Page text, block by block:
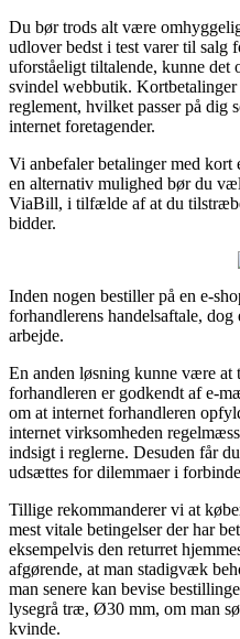
Du bør trods alt være
udlover bedst i test varer til salg
uforståeligt tiltalende, kunne det
svindel webbutik. Kortbetalinger
reglement, hvilket passer på dig
internet foretagender.
Vi anbefaler betalinger med kort
en alternativ mulighed bør du
ViaBill, i tilfælde af at du
bidder.
Inden nogen bestiller på en e-
forhandlerens handelsaftale,
arbejde.
En anden løsning kunne være
forhandleren er godkendt af e-
om at internet forhandleren
internet virksomheden
indsigt i reglerne. Desuden får
udsættes for dilemmaer i
Tillige rekommanderer vi at
mest vitale betingelser der har
eksempelvis den returret
afgørende, at man stadigvæk
man senere kan bevise
lysegrå træ, Ø30 mm, om man
kvinde.